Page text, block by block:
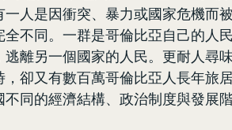
人是因衝突、暴力或國家危機而
不同。一群是哥倫比亞自己的人
離另一個國家的人民。更耐人尋
卻又有數百萬哥倫比亞人長年旅
同的經濟結構、政治制度與發展階